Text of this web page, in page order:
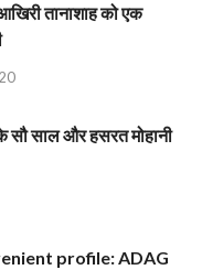
तानाशाह को एक
सौ साल और हसरत मोहानी
profile: ADAG